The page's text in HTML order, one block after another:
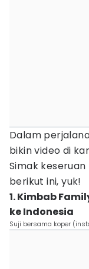
Dalam
bikin video di
Simak keseruan
berikut ini, yuk!
1. Kimbab
ke Indonesia
Suji bersama koper